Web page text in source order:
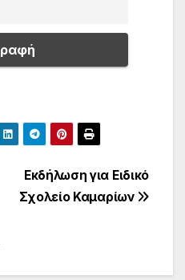
Εκδήλωση για Ειδικό
Σχολείο Καμαρίων